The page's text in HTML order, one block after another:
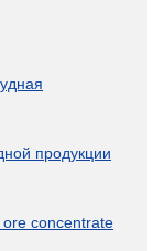
продукции
concentrate